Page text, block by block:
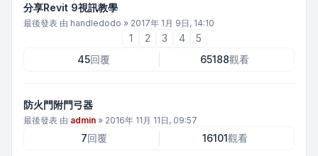
分享Revit 9視訊教學
最後發表 由 handledodo » 2017年 1月 9日, 14:10
1 2 3 4
5
45回覆 65188觀看
防火門附門弓器
最後發表 由 admin » 2016年 11月 11日, 09:57
7回覆 16101觀看